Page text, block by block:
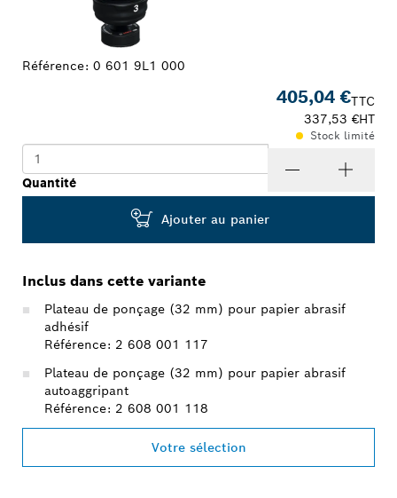
Référence: 0 601 9L1 000
405,04 €TTC
337,53 €HT
Stock limité
Quantité
Ajouter au panier
Inclus dans cette variante
Plateau de ponçage (32 mm) pour papier abrasif
adhésif
Référence: 2 608 001 117
Plateau de ponçage (32 mm) pour papier abrasif
autoaggripant
Référence: 2 608 001 118
Votre sélection